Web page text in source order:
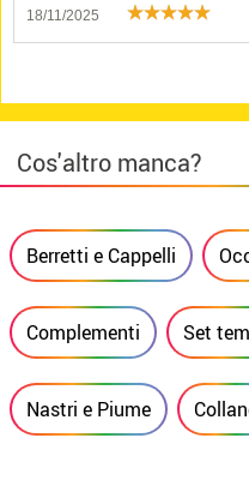
18/11/2025
Cos'altro manca?
Berretti e Cappelli
Complementi Set
Nastri e Piume